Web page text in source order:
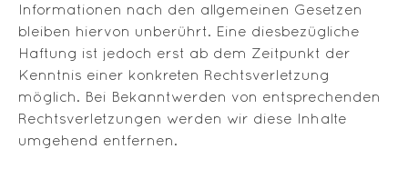
Informationen nach den allgemeinen Gesetzen
bleiben hiervon unberührt. Eine diesbezügliche
Haftung ist jedoch erst ab dem Zeitpunkt der
Kenntnis einer konkreten Rechtsverletzung
möglich. Bei Bekanntwerden von entsprechenden
Rechtsverletzungen werden wir diese Inhalte
umgehend entfernen.